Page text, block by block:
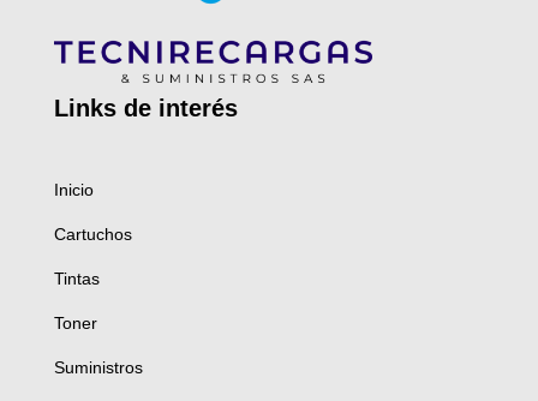
Links de interés
Inicio
Cartuchos
Tintas
Toner
Suministros